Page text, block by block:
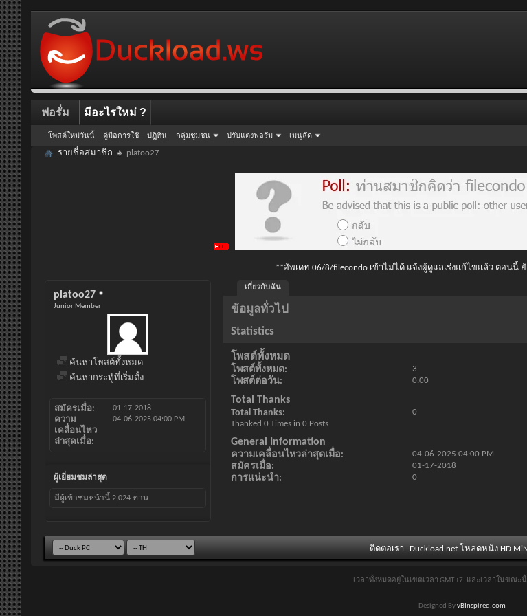
ฟอรั่ม
โพสต์ใหม่วันนี้ คู่มือการใช้ ปฏิทิน กลุ่มชุมชน ปรับแต่งฟอรั่ม เมนูลัด
มีอะไรใหม่ ?
รายชื่อสมาชิก platoo27
**อัพเดท 06/8/filecondo เข้าไม่ได้ แจ้งผู้ดูแลเร่งแก้ไขแล้ว ตอนนี้
platoo27
Junior Member
ค้นหาโพสต์ทั้งหมด
ค้นหากระทู้ที่เริ่มตั้ง
สมัครเมื่อ 01-17-2018
ความ
เคลื่อนไหว
ล่าสุดเมื่อ
04-06-2025 04:00 PM
ผู้เยี่ยมชมล่าสุด
มีผู้เข้าชมหน้านี้ 2,024 ท่าน
เกี่ยวกับฉัน
ข้อมูลทั่วไป
Statistics
โพสต์ทั้งหมด
โพสต์ทั้งหมด 3
โพสต์ต่อวัน 0.00
Total Thanks
Total Thanks
0
Thanked 0 Times in 0 Posts
General Information
ความเคลื่อนไหวล่าสุดเมื่อ 04-06-202504:00 PM
สมัครเมื่อ 01-17-2018
การแน่ะนำ 0
ติดต่อเรา Duckload.net โหลดหนัง HD
เวลาทั้งหมดอยู่ในเขตเวลา GMT +7. และเวลาในขณะ
Designed ByvBInspired.com